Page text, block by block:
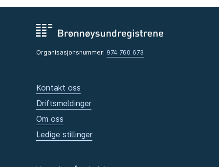
Organisasjonsnummer: 974 760 673
Kontakt oss
Driftsmeldinger
Om oss
Ledige stillinger